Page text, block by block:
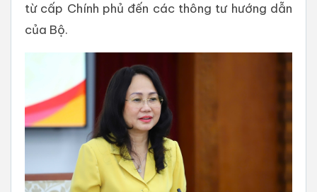
từ cấp Chính phủ đến các thông tư hướng dẫn
của Bộ.